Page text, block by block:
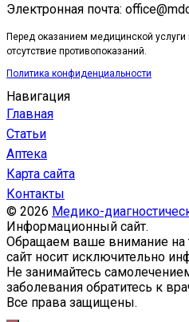
Электронная почта:
Перед оказанием медицинской услуги
отсутствие противопоказаний.
Политика конфиденциальности
Навигация
Главная
Статьи
Аптека
Карта сайта
Контакты
© 2026 Медико-
Информационный сайт.
Обращаем ваше внимание на
сайт носит исключительно
Не занимайтесь
заболевания обратитесь к
Все права защищены.